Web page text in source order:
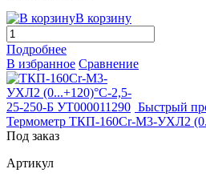
В корзину
Подробнее
В избранное Сравнение
Быстрый
Термометр ТКП-160Сr-М3-УХЛ2
Под заказ
Артикул